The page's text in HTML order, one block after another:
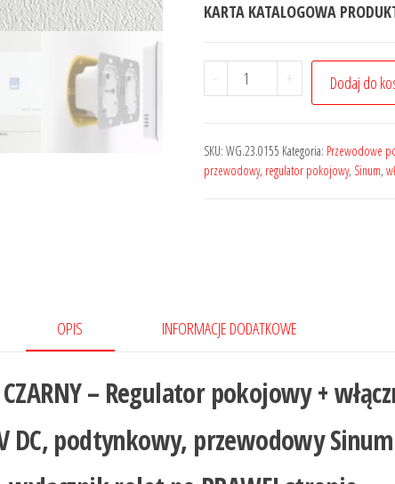
KARTA KATALOGOWA
- + Dodaj do
SKU: WG.23.0155 Kategoria: Przewodowe
przewodowy, regulator pokojowy, Sinum,
OPIS INFORMACJE DODATKOWE
– Regulator pokojowy +
DC, podtynkowy, przewodowy Sinum